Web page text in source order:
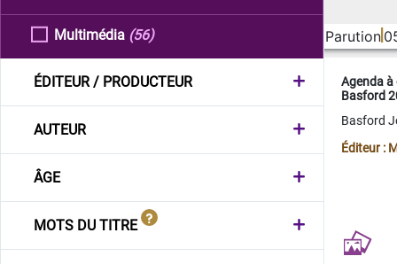
Multimédia (56)
ÉDITEUR / PRODUCTEUR
AUTEUR
ÂGE
MOTS DU TITRE
Parution
Agenda
Basford
Basford
Éditeur :